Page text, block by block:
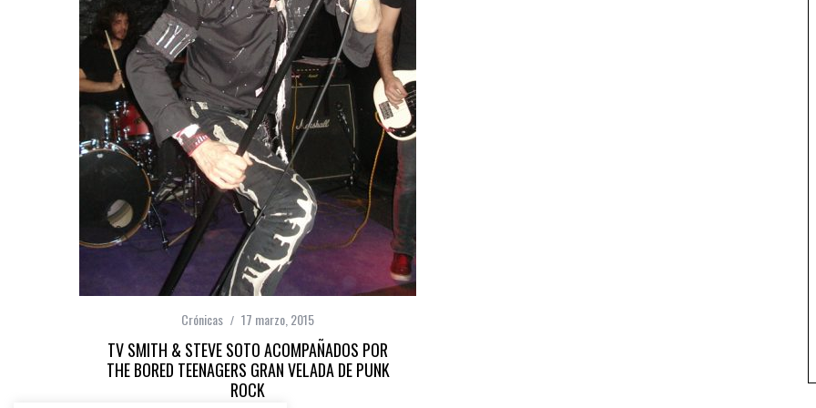
Crónicas 17 marzo, 2015
TV SMITH & STEVE SOTO ACOMPAÑADOS POR
THE BORED TEENAGERS GRAN VELADA DE PUNK
ROCK